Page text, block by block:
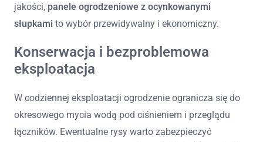
jakości, panele ogrodzeniowe z ocynkowanymi
słupkami to wybór przewidywalny i ekonomiczny.
Konserwacja i bezproblemowa
eksploatacja
W codziennej eksploatacji ogrodzenie ogranicza się do
okresowego mycia wodą pod ciśnieniem i przeglądu
łączników. Ewentualne rysy warto zabezpieczyć